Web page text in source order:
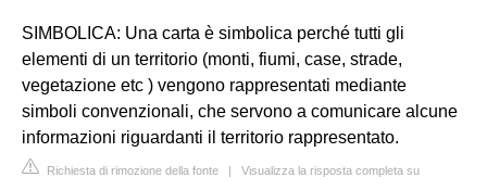
SIMBOLICA: Una carta è simbolica perché tutti gli
elementi di un territorio (monti, fiumi, case, strade,
vegetazione etc ) vengono rappresentati mediante
simboli convenzionali, che servono a comunicare alcune
informazioni riguardanti il territorio rappresentato.
Richiesta di rimozione della fonte | Visualizza la risposta completa su